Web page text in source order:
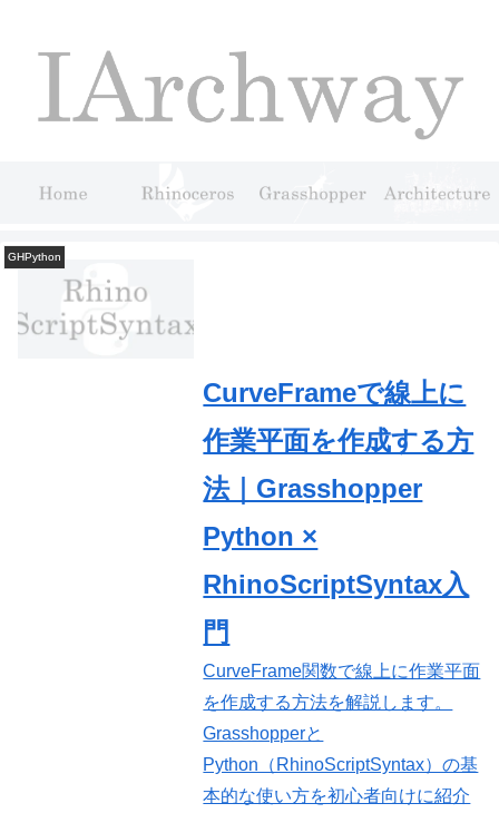
GHPython
CurveFrameで線上に
作業平面を作成する方
法｜Grasshopper
Python ×
RhinoScriptSyntax入
門
CurveFrame関数で線上に作業平面
を作成する方法を解説します。
Grasshopperと
Python（RhinoScriptSyntax）の基
本的な使い方を初心者向けに紹介
GHPython
GHPython
GHPython
GHPython
GHPython
GHPython
GHPython
GHPython
GHPython